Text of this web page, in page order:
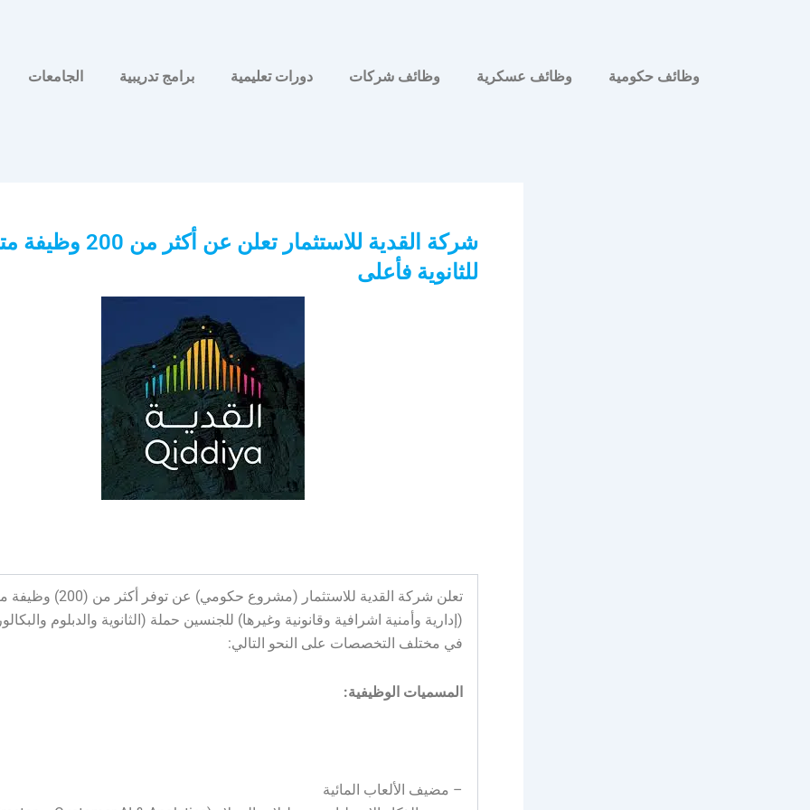
وظائف حكومية وظائف عسكرية وظائف شركات دورات تعليمية برامج تدريبية الجامعات
شركة القدية للاستثمار تعلن عن
للثانوية فأعلى
تعلن شركة القدية للاستثمار (مشروع حكومي) عن
(إدارية وأمنية اشرافية وقانونية وغيرها) للجنسين حملة (الثانوية والدبلوم
في مختلف التخصصات على النحو التالي:
المسميات الوظيفية:
– مضيف الألعاب المائية